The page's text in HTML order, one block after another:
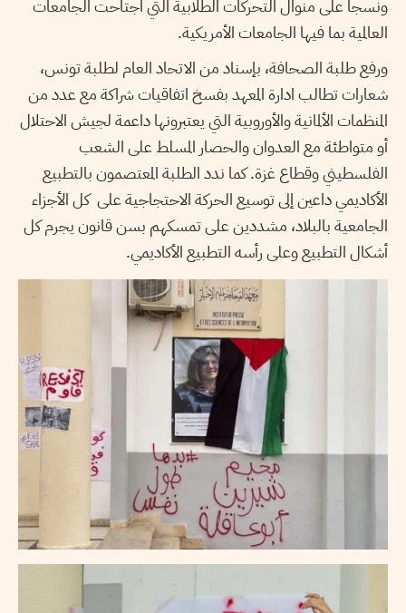
ونسجا على منوال التحركات الطلابية التي اجتاحت الجامعات
العالمية بما فيها الجامعات الأمريكية.
ورفع طلبة الصحافة، بإسناد من الاتحاد العام لطلبة تونس،
شعارات تطالب ادارة المعهد بفسخ اتفاقيات شراكة مع عدد من
المنظمات الألمانية والأوروبية التي يعتبرونها داعمة لجيش الاحتلال
أو متواطئة مع العدوان والحصار المسلط على الشعب
الفلسطيني وقطاع غزة. كما ندد الطلبة المعتصمون بالتطبيع
الأكاديمي داعين إلى توسيع الحركة الاحتجاجية على كل الأجزاء
الجامعية بالبلاد، مشددين على تمسكهم بسن قانون يجرم كل
أشكال التطبيع وعلى رأسه التطبيع الأكاديمي.